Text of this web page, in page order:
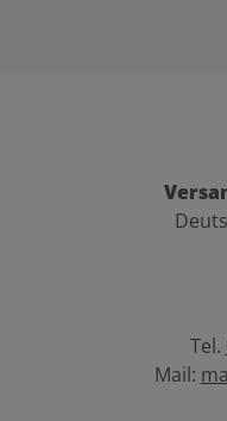
Tel.
Mail: